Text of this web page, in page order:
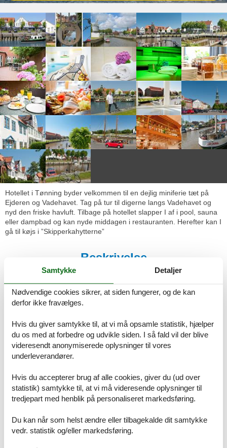
Hotellet i Tønning byder velkommen til en dejlig miniferie tæt på
Ejderen og Vadehavet. Tag på tur til digerne langs Vadehavet og
nyd den friske havluft. Tilbage på hotellet slapper I af i pool, sauna
eller dampbad og kan nyde middagen i restauranten. Herefter kan I
gå til køjs i ”Skipperkahytterne”
Beskrivelse
kan I se frem til et hyggeligt ophold med maritim stemning i den
charmerende, nordtyske by Tønning. I bliver forkælet og mødt med
god gammeldags gæstfrihed i smukke omgivelser direkte ud til
Værelserne
Her vil fuglenes kvidren på kajen vække jer fra en nats søvn i de
komfortable senge. De nænsomt indrettede Skipperkahytter er
hjemmefra. Værelserne har alle dobbeltsenge, eget bad,
sofa-/siddegruppe, WIFI, telefon, kabel-TV/parabol og hårtørrer.
Alle har udsigt til havnen eller til den skønne gamle bydel af
Tønning.
Værelserne befinder sig på hhv. 1. og 2. sal, og der er er ingen
elevator.
Samtykke Detaljer
Nødvendige cookies sikrer, at siden fungerer, og de kan
derfor ikke fravælges.
Hvis du giver samtykke til, at vi må opsamle statistik, hjælper
du os med at forbedre og udvikle siden. I så fald vil der blive
videresendt anonymiserede oplysninger til vores
underleverandører.
Hvis du accepterer brug af alle cookies, giver du (ud over
statistik) samtykke til, at vi må videresende oplysninger til
tredjepart med henblik på personaliseret markedsføring.
Du kan når som helst ændre eller tilbagekalde dit samtykke
vedr. statistik og/eller markedsføring.